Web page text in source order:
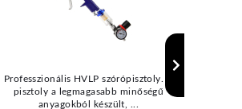
Professzionális HVLP szórópisztoly. A
pisztoly a legmagasabb minőségű
anyagokból készült, ...